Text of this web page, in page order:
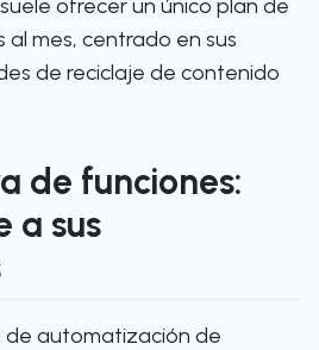
ofrecer un único plan de
al mes, centrado en sus
de reciclaje de contenido
de funciones:
a sus
de automatización de